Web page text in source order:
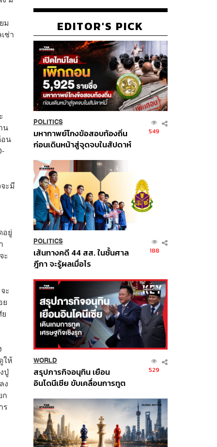
ม
ช่า
น
อน
ะมี
อยู่
ะ
ะ
ย
ให้
ปู่
ง
ก
ร
EDITOR'S PICK
POLITICS
มหากาพย์โกงข้อสอบท้องถิ่น
ก่อนเดินหน้าสู่จุดจบในสัปดาห์
549
POLITICS
เส้นทางคดี 44 สส. ในชั้นศาล
ฎีกา จะรู้ผลเมื่อไร
188
WORLD
สรุปภารกิจอนุทิน เยือน
อินโดนีเซีย ขับเคลื่อนการทูต
ส่วนยุทธศาสตร์ไทย –
อินโดนีเซีย
529